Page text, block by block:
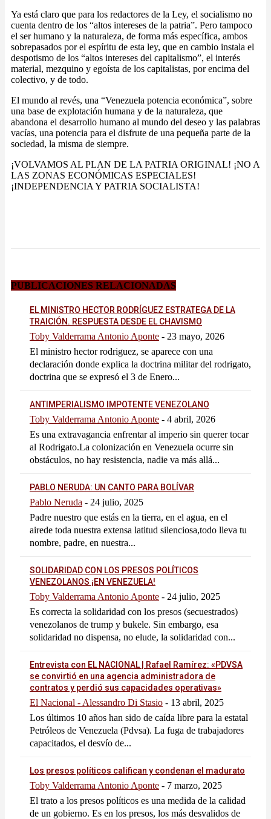
Ya está claro que para los redactores de la Ley, el socialismo no
cuenta dentro de los “altos intereses de la patria”. Pero tampoco
el ser humano y la naturaleza, de forma más específica, ambos
sobrepasados por el espíritu de esta ley, que en cambio instala el
despotismo de los “altos intereses del capitalismo”, el interés
material, mezquino y egoísta de los capitalistas, por encima del
colectivo, y de todo.
El mundo al revés, una “Venezuela potencia económica”, sobre
una base de explotación humana y de la naturaleza, que
abandona el desarrollo humano al mundo del deseo y las palabras
vacías, una potencia para el disfrute de una pequeña parte de la
sociedad, la misma de siempre.
¡VOLVAMOS AL PLAN DE LA PATRIA ORIGINAL! ¡NO A
LAS ZONAS ECONÓMICAS ESPECIALES!
¡INDEPENDENCIA Y PATRIA SOCIALISTA!
PUBLICACIONES RELACIONADAS
EL MINISTRO HECTOR RODRÍGUEZ ESTRATEGA DE LA
TRAICIÓN. RESPUESTA DESDE EL CHAVISMO
Toby Valderrama Antonio Aponte - 23 mayo, 2026
El ministro hector rodriguez, se aparece con una
declaración donde explica la doctrina militar del rodrigato,
doctrina que se expresó el 3 de Enero...
ANTIMPERIALISMO IMPOTENTE VENEZOLANO
Toby Valderrama Antonio Aponte - 4 abril, 2026
Es una extravagancia enfrentar al imperio sin querer tocar
al Rodrigato.La colonización en Venezuela ocurre sin
obstáculos, no hay resistencia, nadie va más allá...
PABLO NERUDA: UN CANTO PARA BOLÍVAR
Pablo Neruda - 24 julio, 2025
Padre nuestro que estás en la tierra, en el agua, en el
airede toda nuestra extensa latitud silenciosa,todo lleva tu
nombre, padre, en nuestra...
SOLIDARIDAD CON LOS PRESOS POLÍTICOS
VENEZOLANOS ¡EN VENEZUELA!
Toby Valderrama Antonio Aponte - 24 julio, 2025
Es correcta la solidaridad con los presos (secuestrados)
venezolanos de trump y bukele. Sin embargo, esa
solidaridad no dispensa, no elude, la solidaridad con...
Entrevista con EL NACIONAL | Rafael Ramírez: «PDVSA
se convirtió en una agencia administradora de
contratos y perdió sus capacidades operativas»
El Nacional - Alessandro Di Stasio - 13 abril, 2025
Los últimos 10 años han sido de caída libre para la estatal
Petróleos de Venezuela (Pdvsa). La fuga de trabajadores
capacitados, el desvío de...
Los presos políticos califican y condenan el madurato
Toby Valderrama Antonio Aponte - 7 marzo, 2025
El trato a los presos políticos es una medida de la calidad
de un gobierno. Es en los presos, los más desvalidos de